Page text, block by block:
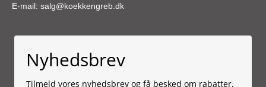
E-mail: salg@koekkengreb.dk
Nyhedsbrev
Tilmeld vores nyhedsbrev og få besked om rabatter,